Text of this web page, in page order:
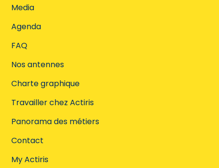
Media
Agenda
FAQ
Nos antennes
Charte graphique
Travailler chez Actiris
Panorama des métiers
Contact
My Actiris